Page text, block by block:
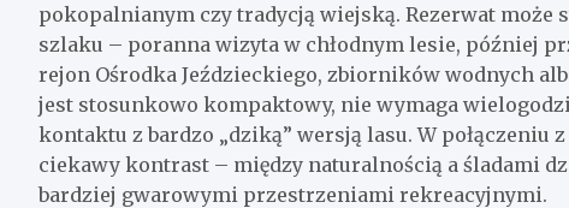
pokopalnianym czy tradycją wiejską. Rezerwat może
szlaku – poranna wizyta w chłodnym lesie, później
rejon Ośrodka Jeździeckiego, zbiorników wodnych
jest stosunkowo kompaktowy, nie wymaga
kontaktu z bardzo „dziką” wersją lasu. W
ciekawy kontrast – między naturalnością a śladami
bardziej gwarowymi przestrzeniami rekreacyjnymi.